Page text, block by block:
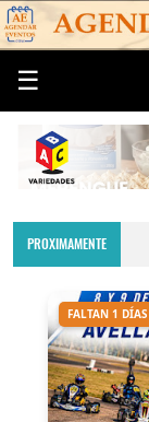
☰
PROXIMAMENTE
FALTAN 1 DÍAS